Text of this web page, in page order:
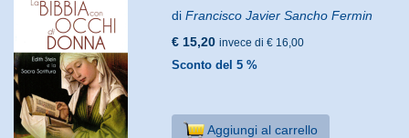
diFrancisco Javier Sancho Fermin
€ 15,20 invece di € 16,00
Sconto del 5 %
Aggiungi al carrello